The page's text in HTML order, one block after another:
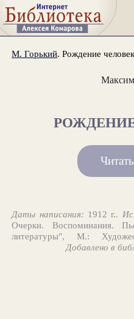
М. Горький. Рождение
Даты написания: 1912 г..
Очерки. Воспоминания.
литературы", М.:
Добавлено в